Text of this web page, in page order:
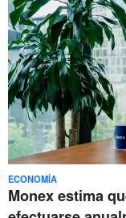
ECONOMÍA
Monex estima